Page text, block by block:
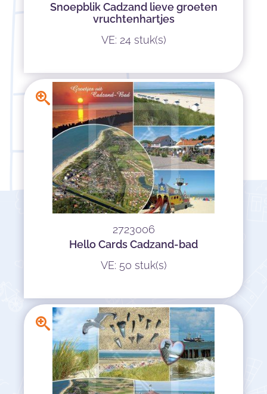
Snoepblik Cadzand lieve groeten
vruchtenhartjes
VE: 24 stuk(s)
2723006
Hello Cards Cadzand-bad
VE: 50 stuk(s)